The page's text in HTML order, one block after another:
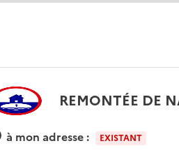
REMONTÉE DE
à mon adresse : EXISTANT